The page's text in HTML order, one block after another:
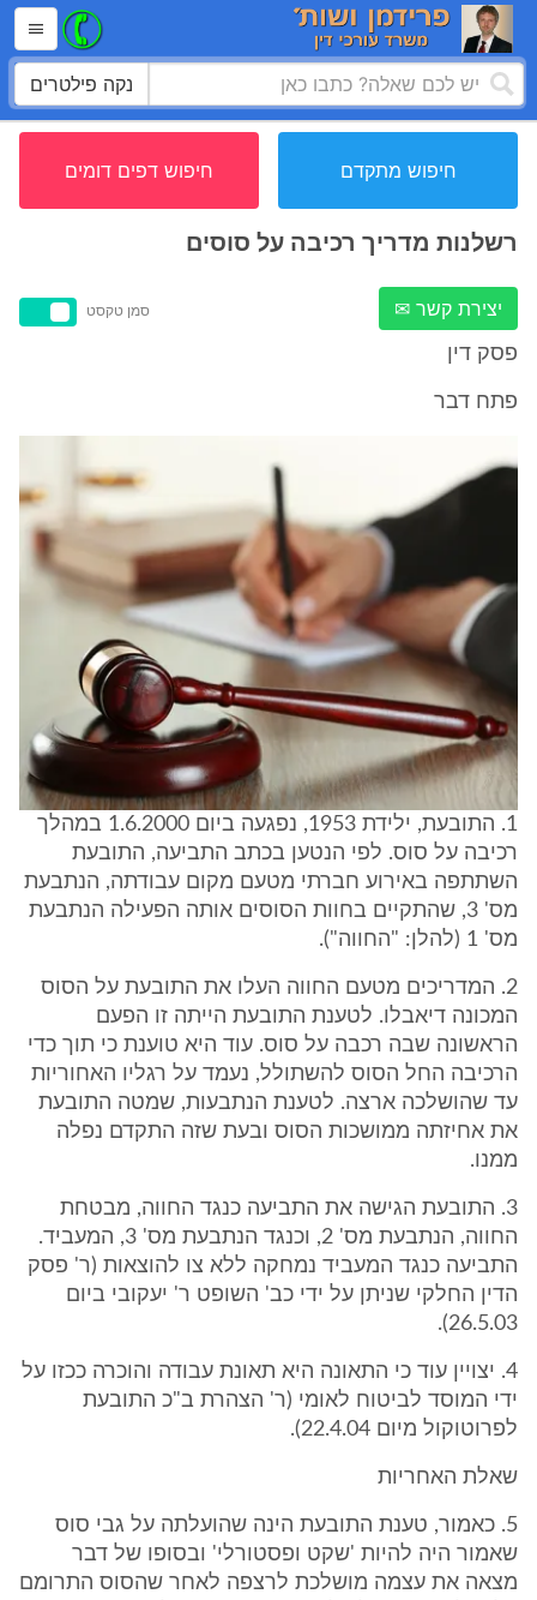
נקה פילטרים
חיפוש מתקדם חיפוש דפים דומים
רשלנות מדריך רכיבה על סוסים
יצירת קשר ✉ סמן טקסט
פסק דין
פתח דבר
1. התובעת, ילידת 1953, נפגעה ביום 1.6.2000 במהלך
רכיבה על סוס. לפי הנטען בכתב התביעה, התובעת
השתתפה באירוע חברתי מטעם מקום עבודתה, הנתבעת
מס' 3, שהתקיים בחוות הסוסים אותה הפעילה הנתבעת
מס' 1 (להלן: "החווה").
2. המדריכים מטעם החווה העלו את התובעת על הסוס
המכונה דיאבלו. לטענת התובעת הייתה זו הפעם
הראשונה שבה רכבה על סוס. עוד היא טוענת כי תוך כדי
הרכיבה החל הסוס להשתולל, נעמד על רגליו האחוריות
עד שהושלכה ארצה. לטענת הנתבעות, שמטה התובעת
את אחיזתה ממושכות הסוס ובעת שזה התקדם נפלה
ממנו.
3. התובעת הגישה את התביעה כנגד החווה, מבטחת
החווה, הנתבעת מס' 2, וכנגד הנתבעת מס' 3, המעביד.
התביעה כנגד המעביד נמחקה ללא צו להוצאות (ר' פסק
הדין החלקי שניתן על ידי כב' השופט ר' יעקובי ביום
26.5.03).
4. יצויין עוד כי התאונה היא תאונת עבודה והוכרה ככזו על
ידי המוסד לביטוח לאומי (ר' הצהרת ב"כ התובעת
לפרוטוקול מיום 22.4.04).
שאלת האחריות
5. כאמור, טענת התובעת הינה שהועלתה על גבי סוס
שאמור היה להיות 'שקט ופסטורלי' ובסופו של דבר
מצאה את עצמה מושלכת לרצפה לאחר שהסוס התרומם